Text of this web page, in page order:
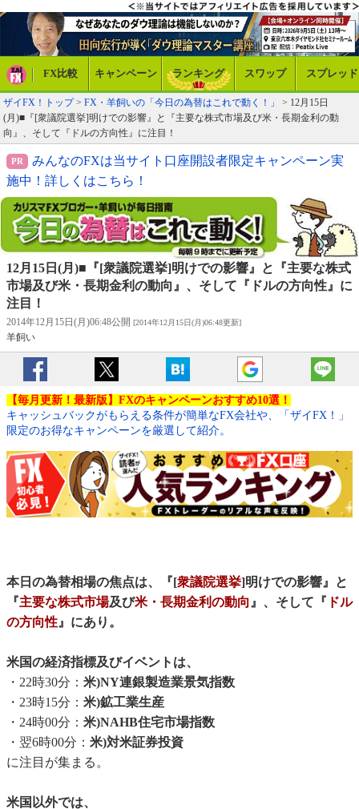
FX比較 キャンペーン ランキング スワップ スプレッド
ザイFX！トップ> FX・羊飼いの「今日の為替はこれで動く！」
> 12月15日
(月)■『[衆議院選挙]明けでの影響』と『主要な株式市場及び米・長期金利の動
向』、そして『ドルの方向性』に注目！
みんなのFXは当サイト口座開設者限定キャンペーン実
施中！詳しくはこちら！
12月15日(月)■『[衆議院選挙]明けでの影響』と『主要な株式
市場及び米・長期金利の動向』、そして『ドルの方向性』に
注目！
2014年12月15日(月)06:48公開 [2014年12月15日(月)06:48更新]
羊飼い
【毎月更新！最新版】FXのキャンペーンおすすめ10選！
キャッシュバックがもらえる条件が簡単なFX会社や、「ザイFX！」
限定のお得なキャンペーンを厳選して紹介。
本日の為替相場の焦点は、『[衆議院選挙]明けでの影響』と
『主要な株式市場及び米・長期金利の動向』、そして『 ドル
の方向性』にあり。
米国の経済指標及びイベントは、
・22時30分： 米)NY連銀製造業景気指数
・23時15分： 米)鉱工業生産
・24時00分： 米)NAHB住宅市場指数
・翌6時00分： 米)対米証券投資
に注目が集まる。
米国以外では、